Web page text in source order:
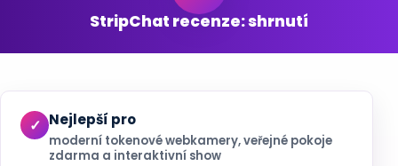
StripChat recenze: shrnutí
Nejlepší pro
moderní tokenové webkamery, veřejné pokoje
zdarma a interaktivní show